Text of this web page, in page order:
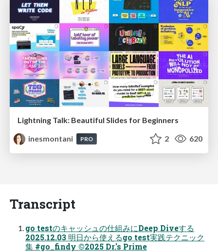
Lightning Talk: Beautiful Slides for Beginners
inesmontani
PRO 2 620
Transcript
go testのキャッシュの仕組みにDeep Diveする
2025.12.03 明日から使えるgo test実践テクニック
集 #go_findy ©2025 Dr.'s Prime